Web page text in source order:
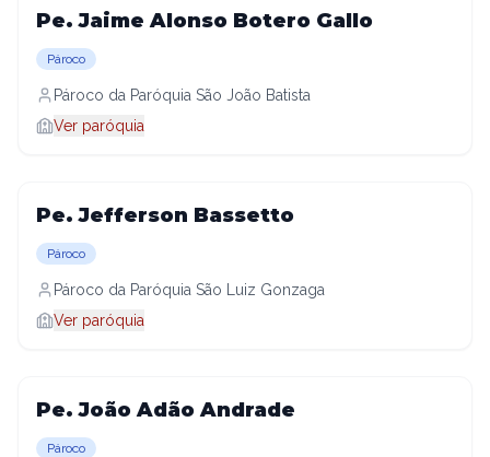
Pe. Jaime Alonso Botero Gallo
Pároco
Pároco da Paróquia São João Batista
Ver paróquia
Pe. Jefferson Bassetto
Pároco
Pároco da Paróquia São Luiz Gonzaga
Ver paróquia
Pe. João Adão Andrade
Pároco